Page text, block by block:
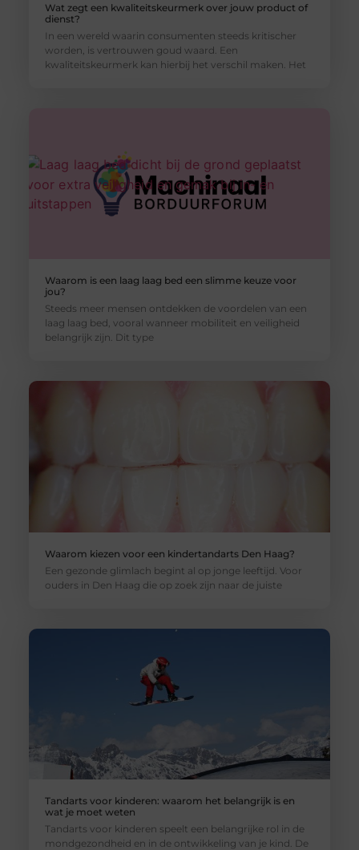
Wat zegt een kwaliteitskeurmerk over jouw product of
dienst?
In een wereld waarin consumenten steeds kritischer
worden, is vertrouwen goud waard. Een
kwaliteitskeurmerk kan hierbij het verschil maken. Het
Waarom is een laag laag bed een slimme keuze voor
jou?
Steeds meer mensen ontdekken de voordelen van een
laag laag bed, vooral wanneer mobiliteit en veiligheid
belangrijk zijn. Dit type
Waarom kiezen voor een kindertandarts Den Haag?
Een gezonde glimlach begint al op jonge leeftijd. Voor
ouders in Den Haag die op zoek zijn naar de juiste
Tandarts voor kinderen: waarom het belangrijk is en
wat je moet weten
Tandarts voor kinderen speelt een belangrijke rol in de
mondgezondheid en in de ontwikkeling van je kind. De